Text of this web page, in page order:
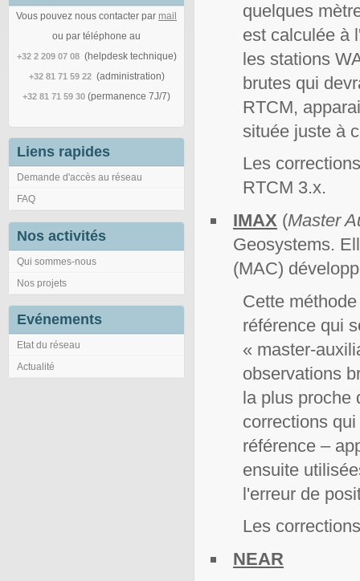
Vous pouvez nous contacter par mail
ou par téléphone au
+32 2 209 07 08 (helpdesk technique)
+32 81 71 59 22 (administration)
+32 81 71 59 30 (permanence 7J/7)
Liens rapides
Demande d'accès au réseau
FAQ
Nos activités
Qui sommes-nous
Nos projets
Evénements
Etat du réseau
Actualité
quelques
est calculée à
les stations
brutes qui
RTCM,
située juste à
Les
RTCM 3.x.
IMAX (Master
Geosystems.
(MAC)
Cette
référence qui
« master-
observations
la plus proche
corrections
référence –
ensuite
l'erreur de
Les
NEAR